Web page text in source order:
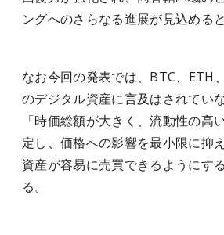
ングへのさらなる進展が見込める
なお今回の発表では、BTC、ETH
のデジタル資産に言及はされてい
「時価総額が大きく、流動性の高
定し、価格への影響を最小限に抑
資産が容易に売買できるようにす
る。